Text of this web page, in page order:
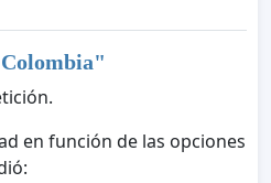
"
en función de las opciones